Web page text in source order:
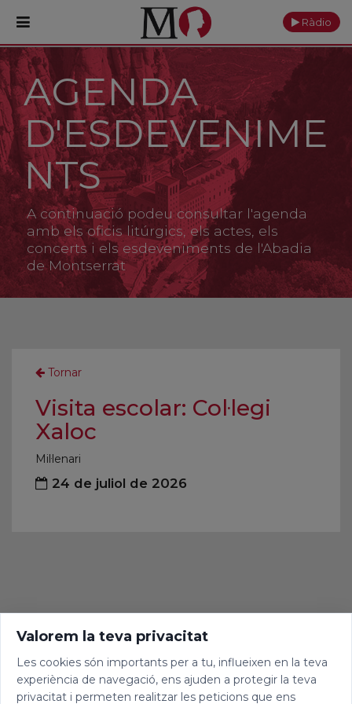
PORTADA
Monestir
Cultura
Actualitat
Fundació
Visita'ns
Ofrenes
Ràdio
AGENDA
D'ESDEVENIME
NTS
A continuació podeu consultar l'agenda
amb els oficis litúrgics, els actes, els
concerts i els esdeveniments de l'Abadia
de Montserrat
Tornar
Visita escolar: Col·legi
Xaloc
Mil·lenari
24 de juliol de 2026
Valorem la teva privacitat
Les cookies són importants per a tu, influeixen en la teva
experiència de navegació, ens ajuden a protegir la teva
privacitat i permeten realitzar les peticions que ens